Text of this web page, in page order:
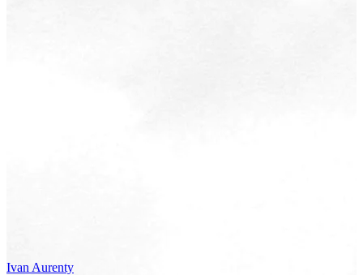
Ivan Aurenty